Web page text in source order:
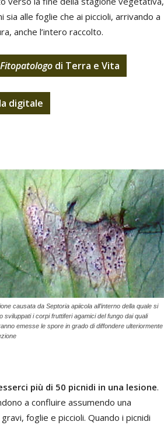
alle foglie che ai piccioli, arrivando a
anche l’intero raccolto.
di Terra e Vita
digitale
causata da Septoria apiicola all’interno della quale si
sviluppati i corpi fruttiferi agamici del fungo dai quali
emesse le spore in grado di diffondere ulteriormente
più di 50 picnidi in una lesione.
a confluire assumendo una
foglie e piccioli. Quando i picnidi